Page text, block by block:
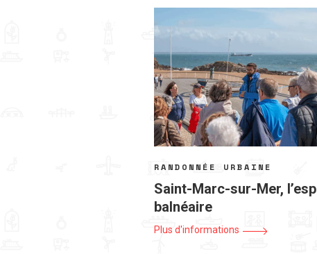
RANDONNÉE URBAINE
Saint-Marc-sur-Mer,
balnéaire
Plus d'informations